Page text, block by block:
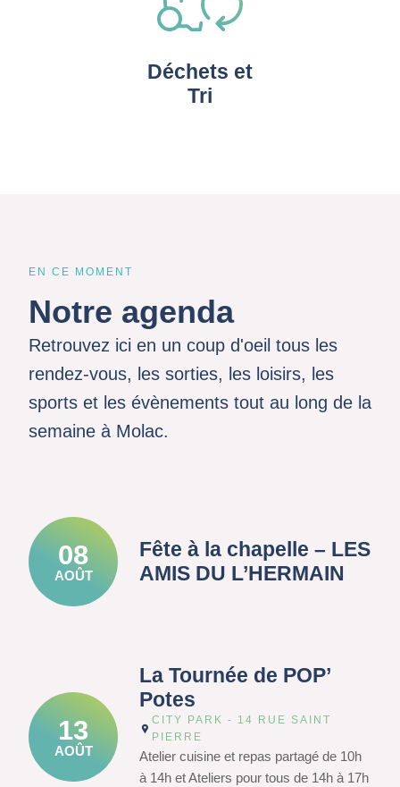
Déchets et
Tri
EN CE MOMENT
Notre agenda
Retrouvez ici en un coup d'oeil tous les
rendez-vous, les sorties, les loisirs, les
sports et les évènements tout au long de la
semaine à Molac.
08
AOÛT
Fête à la chapelle – LES
AMIS DU L’HERMAIN
13
AOÛT
La Tournée de POP’
Potes
CITY PARK - 14 RUE SAINT
PIERRE
Atelier cuisine et repas partagé de 10h
à 14h et Ateliers pour tous de 14h à 17h